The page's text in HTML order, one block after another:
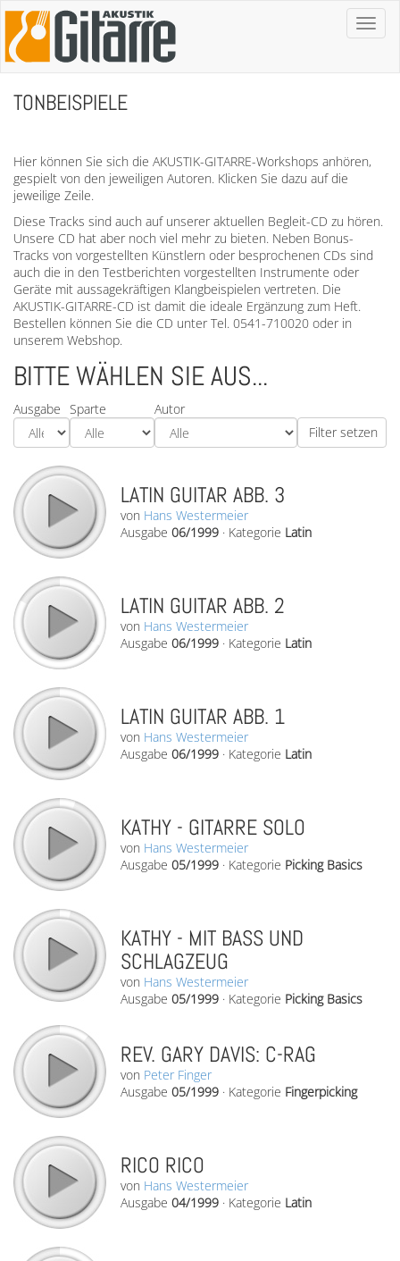
Toggle
TONBEISPIELE
Hier können Sie sich die AKUSTIK-GITARRE-Workshops anhören,
gespielt von den jeweiligen Autoren. Klicken Sie dazu auf die
jeweilige Zeile.
Diese Tracks sind auch auf unserer aktuellen Begleit-CD zu hören.
Unsere CD hat aber noch viel mehr zu bieten. Neben Bonus-
Tracks von vorgestellten Künstlern oder besprochenen CDs sind
auch die in den Testberichten vorgestellten Instrumente oder
Geräte mit aussagekräftigen Klangbeispielen vertreten. Die
AKUSTIK-GITARRE-CD ist damit die ideale Ergänzung zum Heft.
Bestellen können Sie die CD unter Tel. 0541-710020 oder in
unserem Webshop.
BITTE WÄHLEN SIE AUS...
Ausgabe Sparte Autor
LATIN GUITAR ABB. 3
von Hans Westermeier
Ausgabe 06/1999 · Kategorie Latin
LATIN GUITAR ABB. 2
von Hans Westermeier
Ausgabe 06/1999 · Kategorie Latin
LATIN GUITAR ABB. 1
von Hans Westermeier
Ausgabe 06/1999 · Kategorie Latin
KATHY - GITARRE SOLO
von Hans Westermeier
Ausgabe 05/1999 · Kategorie Picking Basics
KATHY - MIT BASS UND
SCHLAGZEUG
von Hans Westermeier
Ausgabe 05/1999 · Kategorie Picking Basics
REV. GARY DAVIS: C-RAG
von Peter Finger
Ausgabe 05/1999 · Kategorie Fingerpicking
RICO RICO
von Hans Westermeier
Ausgabe 04/1999 · Kategorie Latin